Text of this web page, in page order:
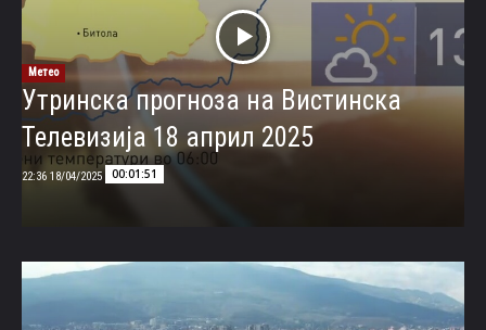
Метео
Утринска прогноза на Вистинска
Телевизија 18 април 2025
00:01:51
18/04/2025 22:36